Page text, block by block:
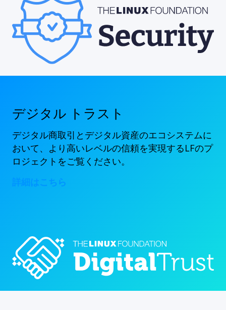
デジタル トラスト
デジタル商取引とデジタル資産のエコシステムに
おいて、より高いレベルの信頼を実現するLFのプ
ロジェクトをご覧ください。
詳細はこちら